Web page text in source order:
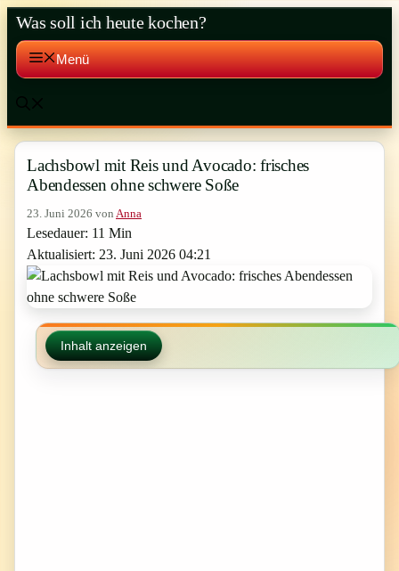
Zum
Inhalt
springen
Was soll ich heute kochen?
Menü
Lachsbowl mit Reis und Avocado: frisches
Abendessen ohne schwere Soße
23. Juni 2026 von Anna
Lesedauer: 11 Min
Aktualisiert: 23. Juni 2026 04:21
Inhalt anzeigen